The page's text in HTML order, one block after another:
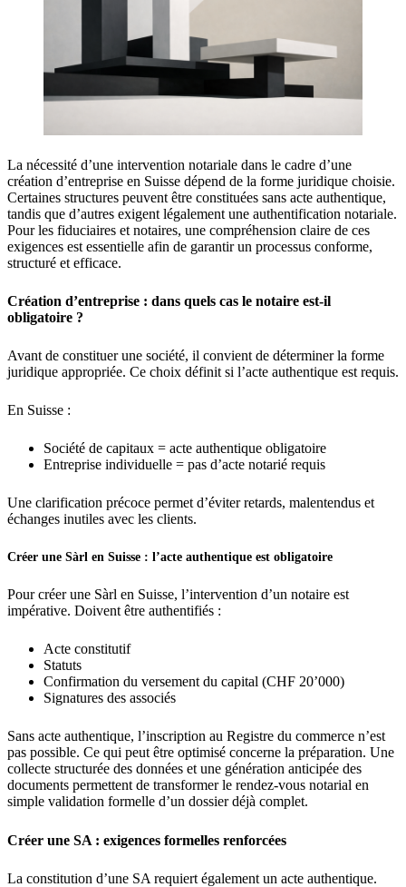
La nécessité d’une intervention notariale dans le cadre d’une
création d’entreprise en Suisse dépend de la forme juridique choisie.
Certaines structures peuvent être constituées sans acte authentique,
tandis que d’autres exigent légalement une authentification notariale.
Pour les fiduciaires et notaires, une compréhension claire de ces
exigences est essentielle afin de garantir un processus conforme,
structuré et efficace.
Création d’entreprise : dans quels cas le notaire est-il
obligatoire ?
Avant de constituer une société, il convient de déterminer la forme
juridique appropriée. Ce choix définit si l’acte authentique est requis.
En Suisse :
Société de capitaux = acte authentique obligatoire
Entreprise individuelle = pas d’acte notarié requis
Une clarification précoce permet d’éviter retards, malentendus et
échanges inutiles avec les clients.
Créer une Sàrl en Suisse : l’acte authentique est obligatoire
Pour créer une Sàrl en Suisse, l’intervention d’un notaire est
impérative. Doivent être authentifiés :
Acte constitutif
Statuts
Confirmation du versement du capital (CHF 20’000)
Signatures des associés
Sans acte authentique, l’inscription au Registre du commerce n’est
pas possible. Ce qui peut être optimisé concerne la préparation. Une
collecte structurée des données et une génération anticipée des
documents permettent de transformer le rendez-vous notarial en
simple validation formelle d’un dossier déjà complet.
Créer une SA : exigences formelles renforcées
La constitution d’une SA requiert également un acte authentique.